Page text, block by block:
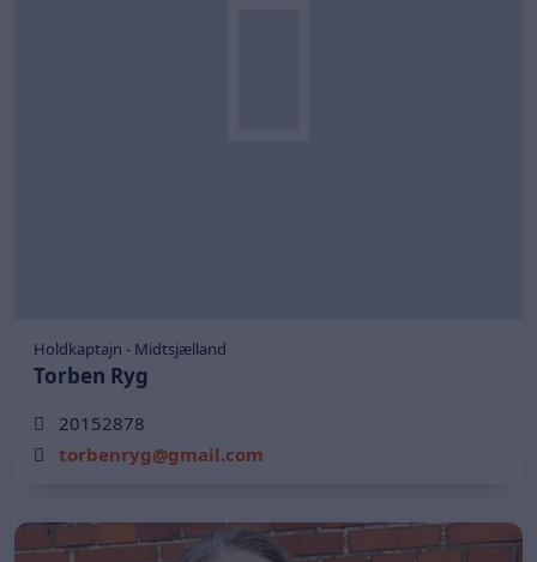
Holdkaptajn - Midtsjælland
Torben Ryg
20152878
torbenryg@gmail.com